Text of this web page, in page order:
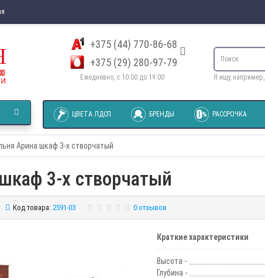
+375 (44) 770-86-68
+375 (29) 280-97-79
Ежедневно, с 10:00 до 19:00 Я ищу, например,
ЦВЕТА ЛДСП БРЕНДЫ РАССРОЧКА
Арина шкаф 3-х створчатый
3-х створчатый
Код товара: 2591-03 0 отзывов
Краткие характеристики
Высота -
Глубина -